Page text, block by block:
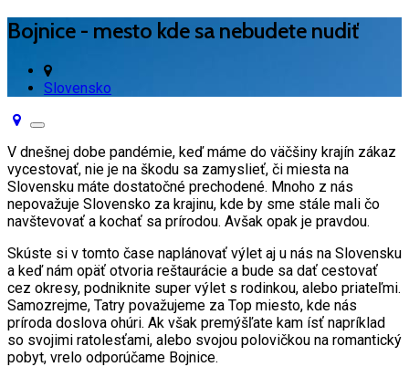
Bojnice - mesto kde sa nebudete nudiť
Slovensko
Toggle
navigation
V dnešnej dobe pandémie, keď máme do väčšiny krajín zákaz
vycestovať, nie je na škodu sa zamyslieť, či miesta na
Slovensku máte dostatočné prechodené. Mnoho z nás
nepovažuje Slovensko za krajinu, kde by sme stále mali čo
navštevovať a kochať sa prírodou. Avšak opak je pravdou.
Skúste si v tomto čase naplánovať výlet aj u nás na Slovensku
a keď nám opäť otvoria reštaurácie a bude sa dať cestovať
cez okresy, podniknite super výlet s rodinkou, alebo priateľmi.
Samozrejme, Tatry považujeme za Top miesto, kde nás
príroda doslova ohúri. Ak však premýšľate kam ísť napríklad
so svojimi ratolesťami, alebo svojou polovičkou na romantický
pobyt, vrelo odporúčame Bojnice.